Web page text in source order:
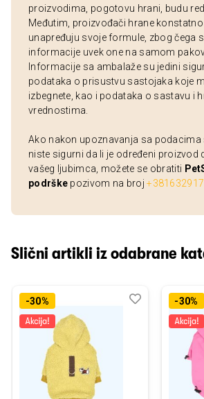
proizvodima, pogotovu hrani, budu
Međutim, proizvođači hrane konstatno
unapređuju svoje formule, zbog čega
informacije uvek one na samom
Informacije sa ambalaže su jedini
podataka o prisustvu sastojaka koje
izbegnete, kao i podataka o sastavu i
vrednostima.
Ako nakon upoznavanja sa podacima
niste sigurni da li je određeni proizvod
vašeg ljubimca, možete se obratiti
podrške pozivom na broj
Slični artikli iz odabrane
-30%
Dodaj
Uporedi-30%